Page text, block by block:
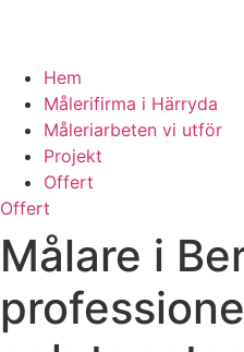
Hem
Målerifirma i Härryda
Måleriarbeten vi utför
Projekt
Offert
Offert
Målare i